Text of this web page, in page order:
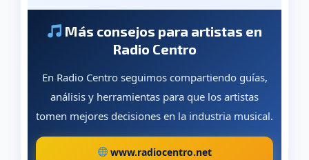
Más consejos para artistas en
Radio Centro
En Radio Centro seguimos compartiendo guías,
análisis y herramientas para que los artistas
tomen mejores decisiones en la industria musical.
www.radiocentro.net